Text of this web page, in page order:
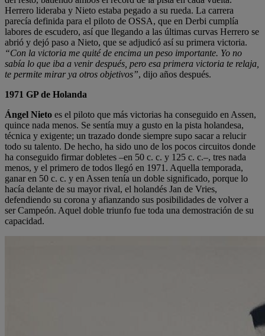
Herrero lideraba y Nieto estaba pegado a su rueda. La carrera
parecía definida para el piloto de OSSA, que en Derbi cumplía
labores de escudero, así que llegando a las últimas curvas Herrero se
abrió y dejó paso a Nieto, que se adjudicó así su primera victoria.
“Con la victoria me quité de encima un peso importante. Yo no
sabía lo que iba a venir después, pero esa primera victoria te relaja,
te permite mirar ya otros objetivos”, dijo años después.
1971 GP de Holanda
Ángel Nieto es el piloto que más victorias ha conseguido en Assen,
quince nada menos. Se sentía muy a gusto en la pista holandesa,
técnica y exigente; un trazado donde siempre supo sacar a relucir
todo su talento. De hecho, ha sido uno de los pocos circuitos donde
ha conseguido firmar dobletes –en 50 c. c. y 125 c. c.–, tres nada
menos, y el primero de todos llegó en 1971. Aquella temporada,
ganar en 50 c. c. y en Assen tenía un doble significado, porque lo
hacía delante de su mayor rival, el holandés Jan de Vries,
defendiendo su corona y afianzando sus posibilidades de volver a
ser Campeón. Aquel doble triunfo fue toda una demostración de su
capacidad.